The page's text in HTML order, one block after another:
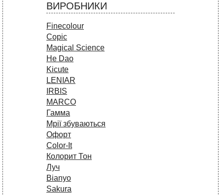
ВИРОБНИКИ
Finecolour
Copic
Magical Science
He Dao
Kicute
LENIAR
IRBIS
MARCO
Гамма
Мрії збуваються
Офорт
Сolor-It
Колорит Тон
Луч
Bianyo
Sakura